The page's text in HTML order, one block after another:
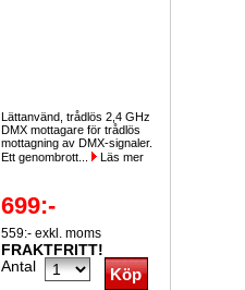
Lättanvänd, trådlös 2,4 GHz
DMX mottagare för trådlös
mottagning av DMX-signaler.
Ett genombrott...
Läs mer
699:-
559:- exkl. moms
FRAKTFRITT!
Antal